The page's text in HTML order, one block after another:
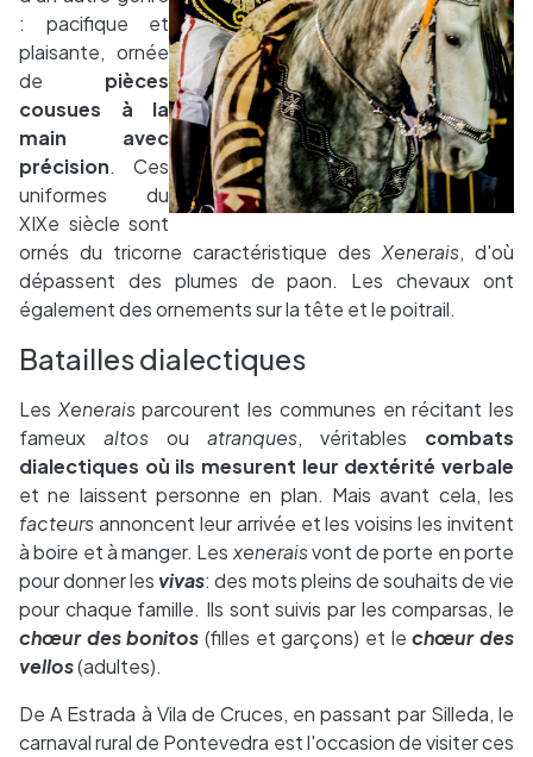
: pacifique et
plaisante, ornée
de pièces
cousues à la
main avec
précision. Ces
uniformes du
XIXe siècle sont
ornés du tricorne caractéristique desXenerais, d'où
dépassent des plumes de paon. Les chevaux ont
également des ornements sur la tête et le poitrail.
Batailles dialectiques
LesXeneraisparcourent les communes en récitant les
fameux altos ou atranques, véritables combats
dialectiques où ils mesurent leur dextérité verbale
et ne laissent personne en plan. Mais avant cela, les
facteursannoncent leur arrivée et les voisins les invitent
à boire et à manger. Lesxeneraisvont de porte en porte
pour donner les vivas: des mots pleins de souhaits de vie
pour chaque famille. Ils sont suivis par les comparsas, le
chœur des bonitos (filles et garçons) et lechœur des
vellos(adultes).
De A Estrada à Vila de Cruces, en passant par Silleda, le
carnaval rural de Pontevedra est l'occasion de visiter ces